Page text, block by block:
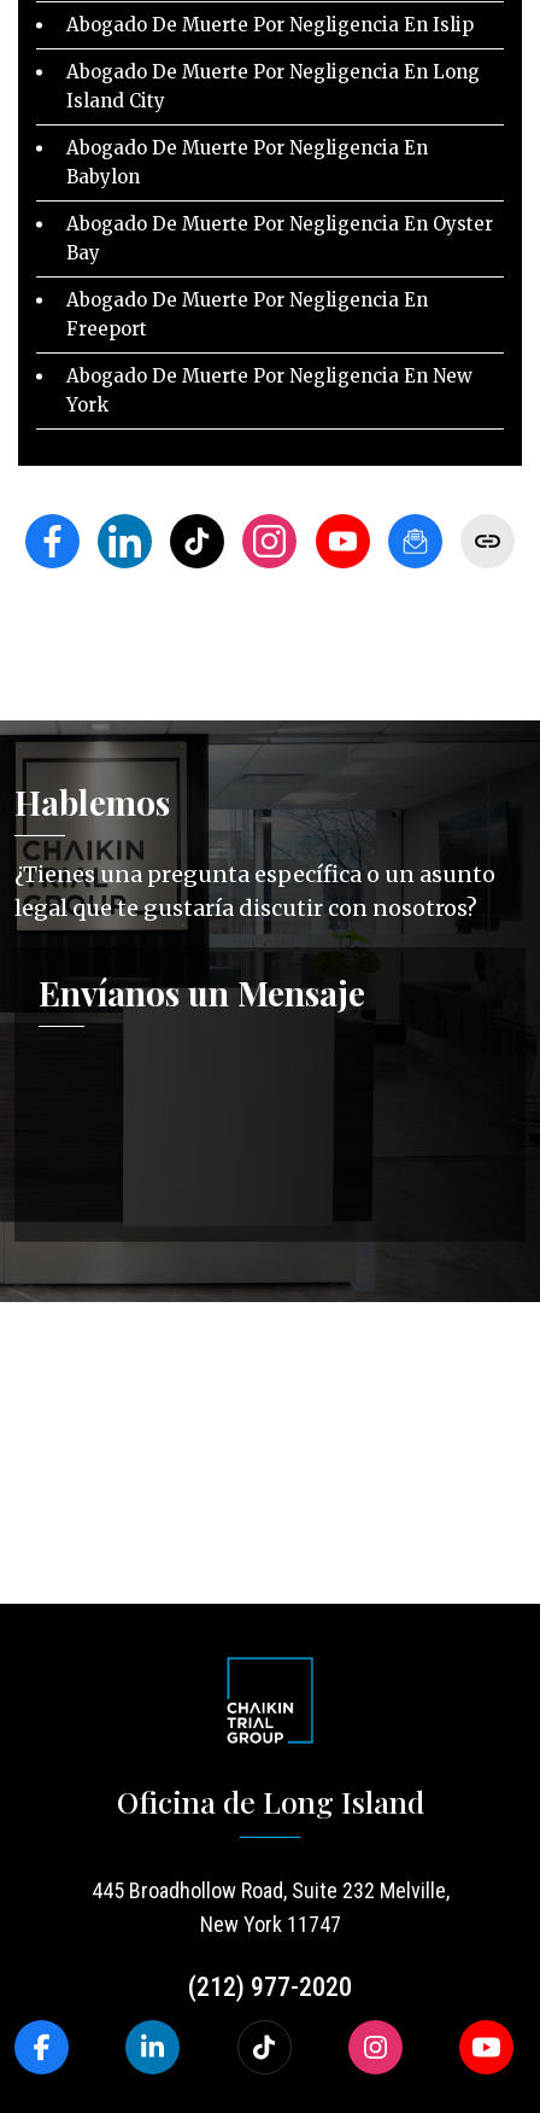
Abogado De Muerte Por Negligencia En Islip
Abogado De Muerte Por Negligencia En Long
Island City
Abogado De Muerte Por Negligencia En
Babylon
Abogado De Muerte Por Negligencia En Oyster
Bay
Abogado De Muerte Por Negligencia En
Freeport
Abogado De Muerte Por Negligencia En New
York
Hablemos
¿Tienes una pregunta específica o un asunto
legal que te gustaría discutir con nosotros?
Envíanos un Mensaje
Oficina de Long Island
445 Broadhollow Road, Suite 232 Melville,
New York 11747
(212) 977-2020